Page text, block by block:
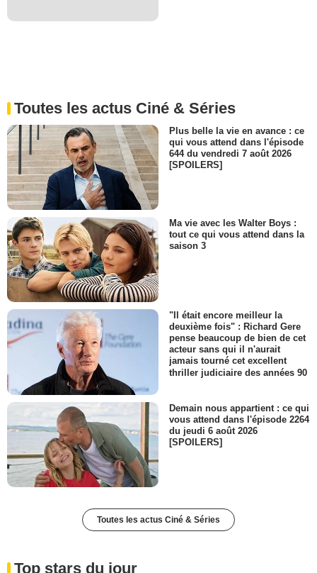
Toutes les actus Ciné & Séries
Plus belle la vie en avance : ce
qui vous attend dans l'épisode
644 du vendredi 7 août 2026
[SPOILERS]
Ma vie avec les Walter Boys :
tout ce qui vous attend dans la
saison 3
"Il était encore meilleur la
deuxième fois" : Richard Gere
pense beaucoup de bien de cet
acteur sans qui il n'aurait
jamais tourné cet excellent
thriller judiciaire des années 90
Demain nous appartient : ce qui
vous attend dans l'épisode 2264
du jeudi 6 août 2026
[SPOILERS]
Toutes les actus Ciné & Séries
Top stars du jour